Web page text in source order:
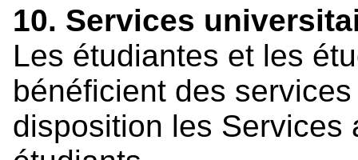
10. Services
Les étudiantes et les
bénéficient des
disposition les Services